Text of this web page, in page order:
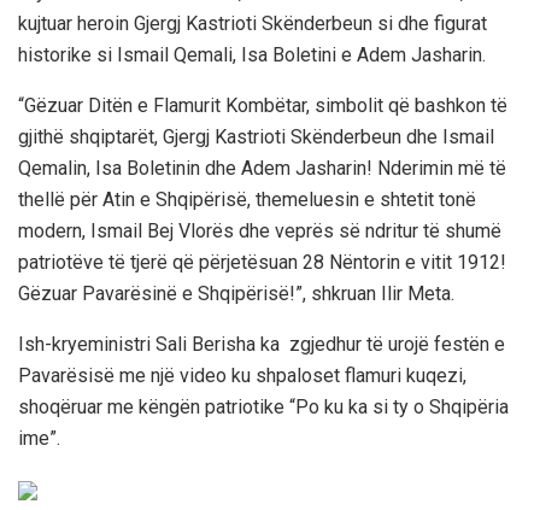
kujtuar heroin Gjergj Kastrioti Skënderbeun si dhe figurat
historike si Ismail Qemali, Isa Boletini e Adem Jasharin.
“Gëzuar Ditën e Flamurit Kombëtar, simbolit që bashkon të
gjithë shqiptarët, Gjergj Kastrioti Skënderbeun dhe Ismail
Qemalin, Isa Boletinin dhe Adem Jasharin! Nderimin më të
thellë për Atin e Shqipërisë, themeluesin e shtetit tonë
modern, Ismail Bej Vlorës dhe veprës së ndritur të shumë
patriotëve të tjerë që përjetësuan 28 Nëntorin e vitit 1912!
Gëzuar Pavarësinë e Shqipërisë!”, shkruan Ilir Meta.
Ish-kryeministri Sali Berisha ka zgjedhur të urojë festën e
Pavarësisë me një video ku shpaloset flamuri kuqezi,
shoqëruar me këngën patriotike “Po ku ka si ty o Shqipëria
ime”.